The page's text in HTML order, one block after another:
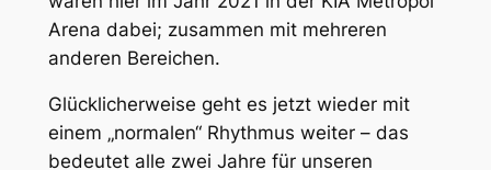
Arena dabei; zusammen mit mehreren
anderen Bereichen.
Glücklicherweise geht es jetzt wieder mit
einem „normalen“ Rhythmus weiter – das
bedeutet alle zwei Jahre für unseren